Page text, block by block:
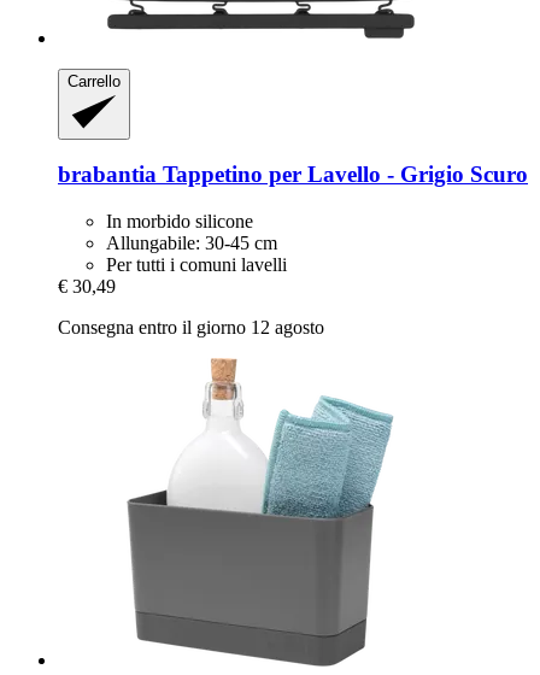
Carrello
brabantia Tappetino per Lavello -​ Grigio Scuro
In morbido silicone
Allungabile: 30-45 cm
Per tutti i comuni lavelli
€ 30,49
Consegna entro il giorno 12 agosto